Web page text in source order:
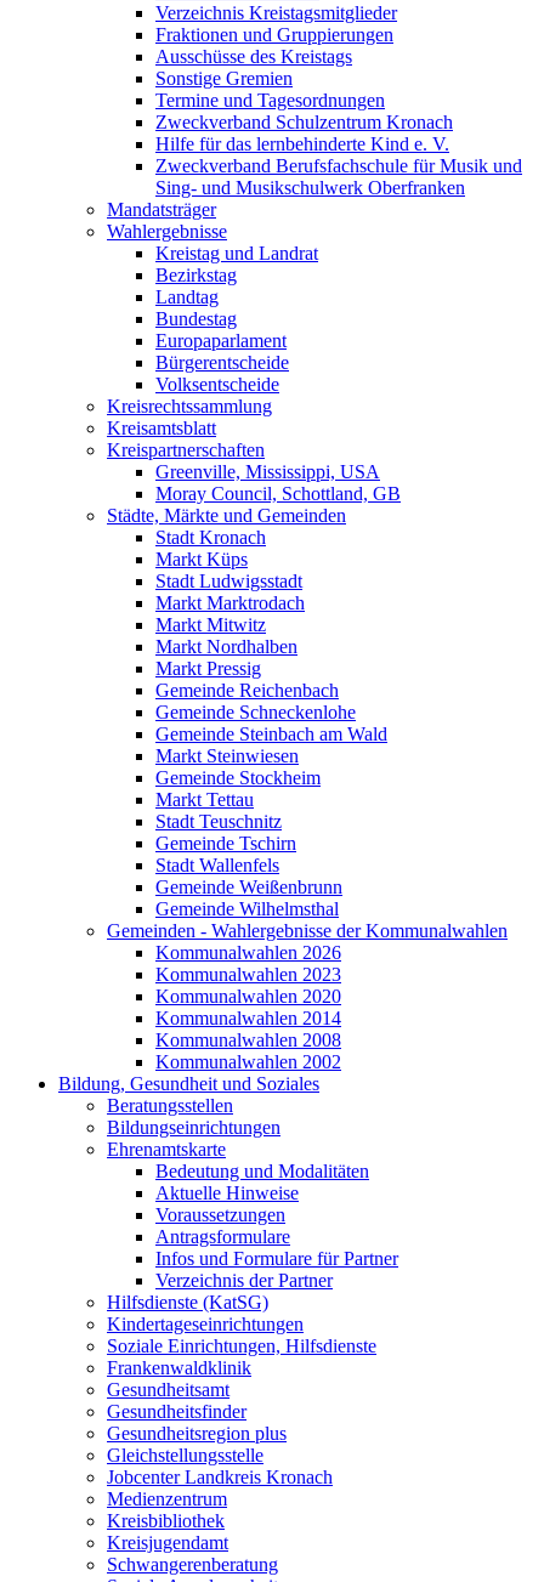
Verzeichnis Kreistagsmitglieder
Fraktionen und Gruppierungen
Ausschüsse des Kreistags
Sonstige Gremien
Termine und Tagesordnungen
Zweckverband Schulzentrum Kronach
Hilfe für das lernbehinderte Kind e. V.
Zweckverband Berufsfachschule für Musik und
Sing- und Musikschulwerk Oberfranken
Mandatsträger
Wahlergebnisse
Kreistag und Landrat
Bezirkstag
Landtag
Bundestag
Europaparlament
Bürgerentscheide
Volksentscheide
Kreisrechtssammlung
Kreisamtsblatt
Kreispartnerschaften
Greenville, Mississippi, USA
Moray Council, Schottland, GB
Städte, Märkte und Gemeinden
Stadt Kronach
Markt Küps
Stadt Ludwigsstadt
Markt Marktrodach
Markt Mitwitz
Markt Nordhalben
Markt Pressig
Gemeinde Reichenbach
Gemeinde Schneckenlohe
Gemeinde Steinbach am Wald
Markt Steinwiesen
Gemeinde Stockheim
Markt Tettau
Stadt Teuschnitz
Gemeinde Tschirn
Stadt Wallenfels
Gemeinde Weißenbrunn
Gemeinde Wilhelmsthal
Gemeinden - Wahlergebnisse der Kommunalwahlen
Kommunalwahlen 2026
Kommunalwahlen 2023
Kommunalwahlen 2020
Kommunalwahlen 2014
Kommunalwahlen 2008
Kommunalwahlen 2002
Bildung, Gesundheit und Soziales
Beratungsstellen
Bildungseinrichtungen
Ehrenamtskarte
Bedeutung und Modalitäten
Aktuelle Hinweise
Voraussetzungen
Antragsformulare
Infos und Formulare für Partner
Verzeichnis der Partner
Hilfsdienste (KatSG)
Kindertageseinrichtungen
Soziale Einrichtungen, Hilfsdienste
Frankenwaldklinik
Gesundheitsamt
Gesundheitsfinder
Gesundheitsregion plus
Gleichstellungsstelle
Jobcenter Landkreis Kronach
Medienzentrum
Kreisbibliothek
Kreisjugendamt
Schwangerenberatung